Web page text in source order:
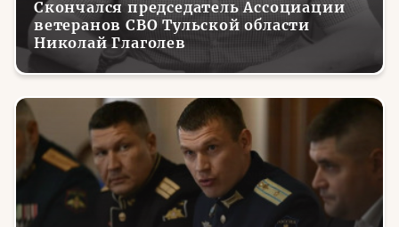
Скончался председатель Ассоциации
ветеранов СВО Тульской области
Николай Глаголев